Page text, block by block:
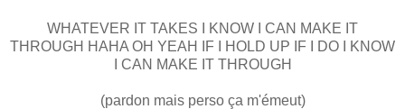
WHATEVER IT TAKES I KNOW I CAN MAKE IT
THROUGH HAHA OH YEAH IF I HOLD UP IF I DO I KNOW
I CAN MAKE IT THROUGH
(pardon mais perso ça m'émeut)